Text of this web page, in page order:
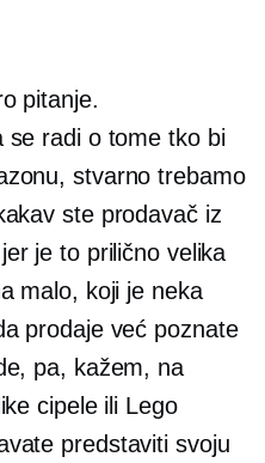
pitanje.
se radi o tome tko bi
stvarno trebamo
ste prodavač iz
je to prilično velika
malo, koji je neka
prodaje već poznate
pa, kažem, na
cipele ili Lego
predstaviti svoju